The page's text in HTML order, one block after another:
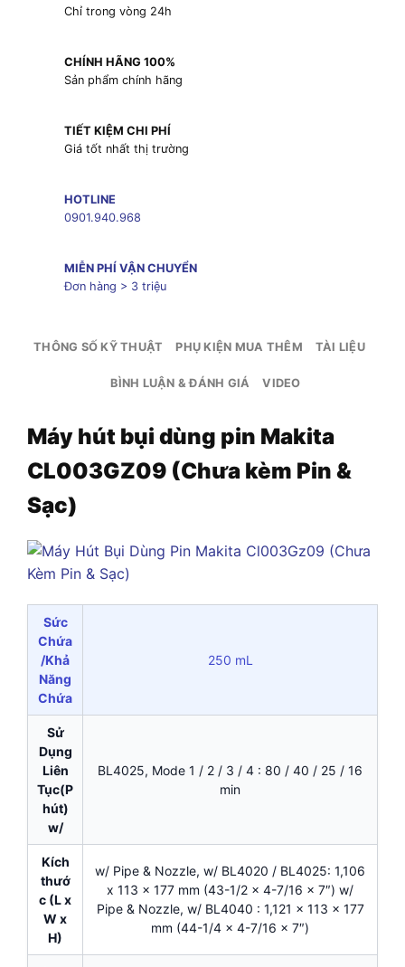
Chỉ trong vòng 24h
CHÍNH HÃNG 100%
Sản phẩm chính hãng
TIẾT KIỆM CHI PHÍ
Giá tốt nhất thị trường
HOTLINE
0901.940.968
MIỄN PHÍ VẬN CHUYỂN
Đơn hàng > 3 triệu
THÔNG SỐ KỸ THUẬT PHỤ KIỆN MUA THÊM TÀI LIỆU
BÌNH LUẬN & ĐÁNH GIÁ VIDEO
Máy hút bụi dùng pin Makita
CL003GZ09 (Chưa kèm Pin &
Sạc)
Sức
Chứa
/Khả
Năng
Chứa
250 mL
Sử
Dụng
Liên
Tục(P
hút)
w/
BL4025, Mode 1 / 2 / 3 / 4 : 80 / 40 / 25 / 16
min
Kích
thướ
c (L x
W x
H)
w/ Pipe & Nozzle, w/ BL4020 / BL4025: 1,106
x 113 x 177 mm (43-1/2 x 4-7/16 x 7″) w/
Pipe & Nozzle, w/ BL4040 : 1,121 x 113 x 177
mm (44-1/4 x 4-7/16 x 7″)